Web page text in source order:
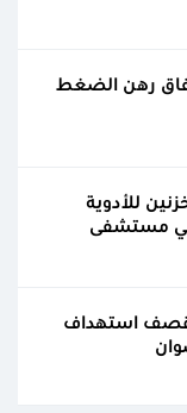
رهن الضغط
للأدوية
في مستشفى
قصف استهداف